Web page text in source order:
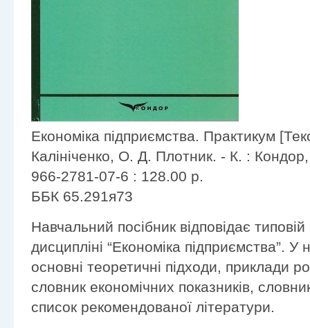
Економіка підприємства. Практикум
Калініченко, О. Д. Плотник. - К. :
966-2781-07-6 : 128.00 р.
ББК 65.291я73
Навчальний посібник відповідає
дисципліні “Економіка підприємства”.
основні теоретичні підходи, приклади
словник економічних показників,
список рекомендованої літератури.